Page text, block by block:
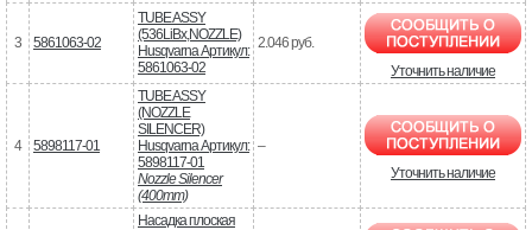
3 5861063-02
TUBE ASSY
(536LiBx,NOZZLE)
Husqvarna Артикул:
5861063-02
2.046 руб.
Уточнить наличие
4 5898117-01
TUBE ASSY
(NOZZLE
SILENCER)
Husqvarna Артикул:
5898117-01
Nozzle Silencer
(400mm)
–
Уточнить наличие
Насадка плоская